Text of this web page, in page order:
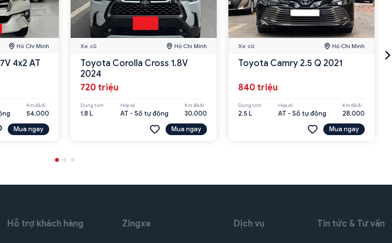
Hồ Chí Minh
4x2 AT
Km đã đi
54,000
Mua ngay
Xe cũ Hồ Chí Minh
Toyota Corolla Cross 1.8V
2024
720 triệu
Dung tích
1.8 L
Hộp số
AT - Số tự động
Km đã đi
30,000
Mua ngay
Xe cũ Hồ Chí Minh
Toyota Camry 2.5 Q 2021
840 triệu
Dung tích
2.5 L
Hộp số
AT - Số tự động
Km đã đi
28,000
Mua ngay
Hỗ trợ khách hàng Zingxe Dịch vụ Tin tức & Tư vấn